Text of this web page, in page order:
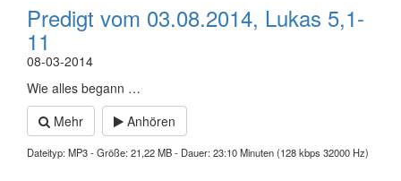
Predigt vom 03.08.2014, Lukas 5,1-
11
08-03-2014
Wie alles begann …
Mehr
Anhören
Dateityp: MP3 - Größe: 21,22 MB - Dauer: 23:10 Minuten (128 kbps 32000 Hz)